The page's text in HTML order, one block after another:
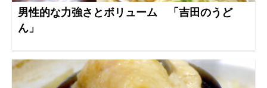
男性的な力強さとボリューム 「吉田のうど
ん」